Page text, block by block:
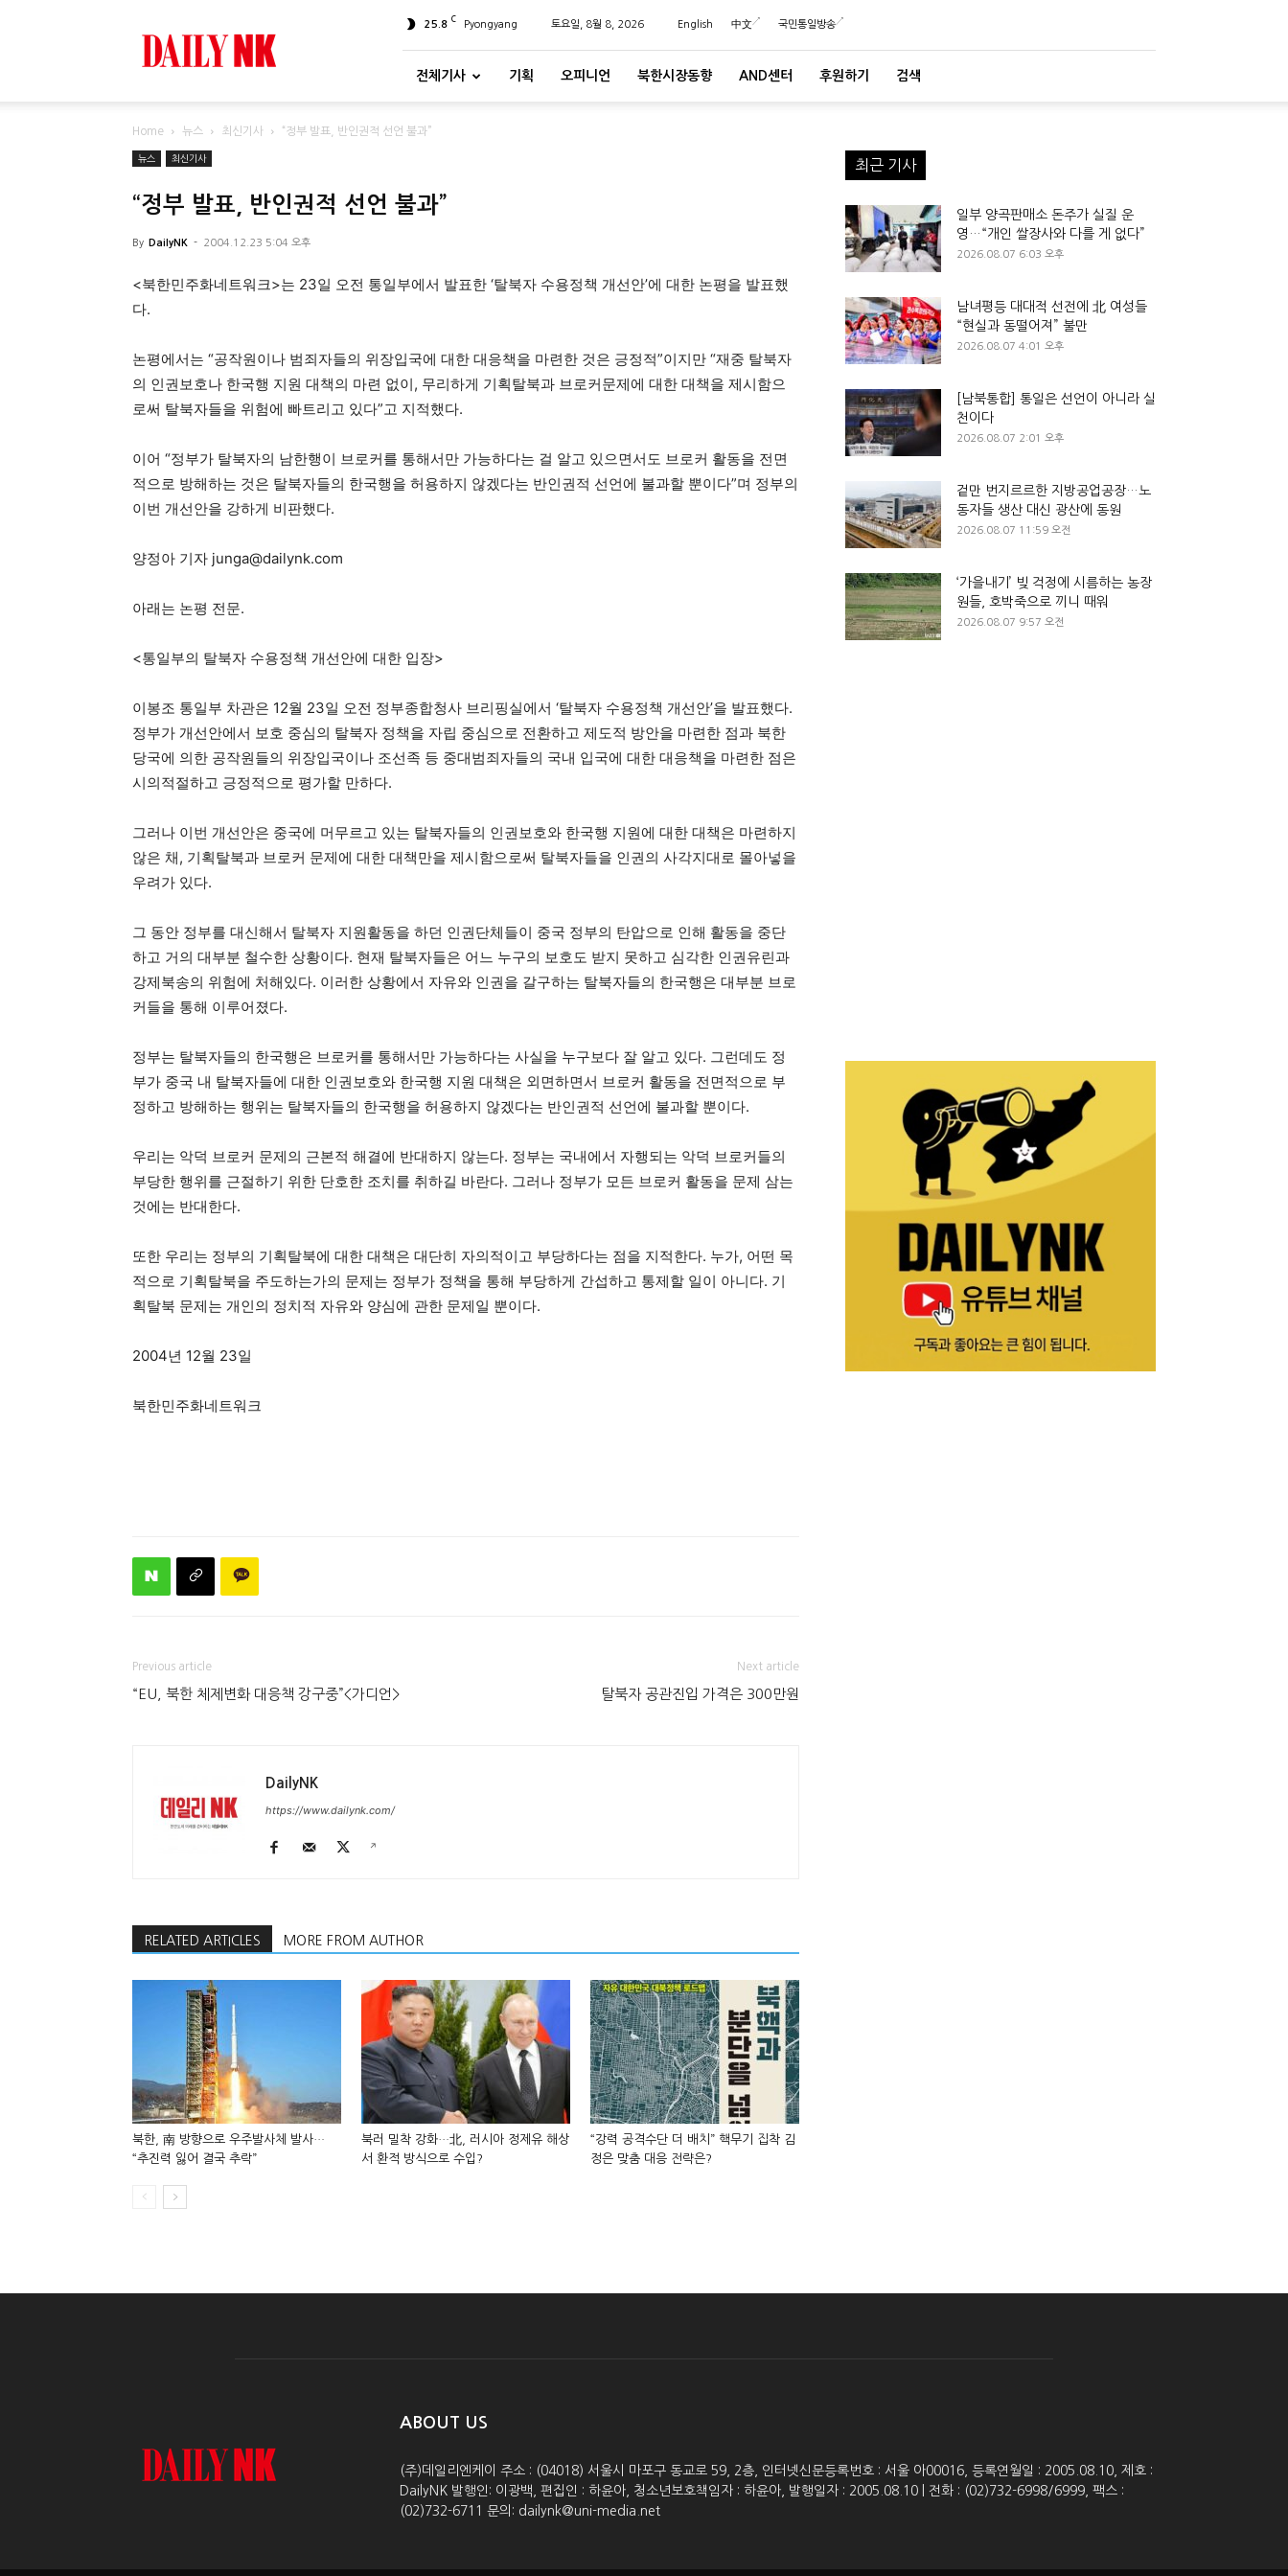
25.8 C Pyongyang 토요일, 8월 8, 2026 English 中文 국민통일방송
전체기사 기획 오피니언 북한시장동향 AND센터 후원하기 검색
Home 뉴스 최신기사 “정부 발표, 반인권적 선언 불과”
뉴스 최신기사
“정부 발표, 반인권적 선언 불과”
By DailyNK - 2004.12.23 5:04 오후
<북한민주화네트워크>는 23일 오전 통일부에서 발표한 ‘탈북자 수용정책 개선안’에 대한 논평을 발표했
다.
논평에서는 “공작원이나 범죄자들의 위장입국에 대한 대응책을 마련한 것은 긍정적”이지만 “재중 탈북자
의 인권보호나 한국행 지원 대책의 마련 없이, 무리하게 기획탈북과 브로커문제에 대한 대책을 제시함으
로써 탈북자들을 위험에 빠트리고 있다”고 지적했다.
이어 “정부가 탈북자의 남한행이 브로커를 통해서만 가능하다는 걸 알고 있으면서도 브로커 활동을 전면
적으로 방해하는 것은 탈북자들의 한국행을 허용하지 않겠다는 반인권적 선언에 불과할 뿐이다”며 정부의
이번 개선안을 강하게 비판했다.
양정아 기자 junga@dailynk.com
아래는 논평 전문.
<통일부의 탈북자 수용정책 개선안에 대한 입장>
이봉조 통일부 차관은 12월 23일 오전 정부종합청사 브리핑실에서 ‘탈북자 수용정책 개선안’을 발표했다.
정부가 개선안에서 보호 중심의 탈북자 정책을 자립 중심으로 전환하고 제도적 방안을 마련한 점과 북한
당국에 의한 공작원들의 위장입국이나 조선족 등 중대범죄자들의 국내 입국에 대한 대응책을 마련한 점은
시의적절하고 긍정적으로 평가할 만하다.
그러나 이번 개선안은 중국에 머무르고 있는 탈북자들의 인권보호와 한국행 지원에 대한 대책은 마련하지
않은 채, 기획탈북과 브로커 문제에 대한 대책만을 제시함으로써 탈북자들을 인권의 사각지대로 몰아넣을
우려가 있다.
그 동안 정부를 대신해서 탈북자 지원활동을 하던 인권단체들이 중국 정부의 탄압으로 인해 활동을 중단
하고 거의 대부분 철수한 상황이다. 현재 탈북자들은 어느 누구의 보호도 받지 못하고 심각한 인권유린과
강제북송의 위험에 처해있다. 이러한 상황에서 자유와 인권을 갈구하는 탈북자들의 한국행은 대부분 브로
커들을 통해 이루어졌다.
정부는 탈북자들의 한국행은 브로커를 통해서만 가능하다는 사실을 누구보다 잘 알고 있다. 그런데도 정
부가 중국 내 탈북자들에 대한 인권보호와 한국행 지원 대책은 외면하면서 브로커 활동을 전면적으로 부
정하고 방해하는 행위는 탈북자들의 한국행을 허용하지 않겠다는 반인권적 선언에 불과할 뿐이다.
우리는 악덕 브로커 문제의 근본적 해결에 반대하지 않는다. 정부는 국내에서 자행되는 악덕 브로커들의
부당한 행위를 근절하기 위한 단호한 조치를 취하길 바란다. 그러나 정부가 모든 브로커 활동을 문제 삼는
것에는 반대한다.
또한 우리는 정부의 기획탈북에 대한 대책은 대단히 자의적이고 부당하다는 점을 지적한다. 누가, 어떤 목
적으로 기획탈북을 주도하는가의 문제는 정부가 정책을 통해 부당하게 간섭하고 통제할 일이 아니다. 기
획탈북 문제는 개인의 정치적 자유와 양심에 관한 문제일 뿐이다.
2004년 12월 23일
북한민주화네트워크
Previous article
“EU, 북한 체제변화 대응책 강구중”<가디언>
Next article
탈북자 공관진입 가격은 300만원
DailyNK
https://www.dailynk.com/
RELATED ARTICLES MORE FROM AUTHOR
북한, 南 방향으로 우주발사체 발사…
“추진력 잃어 결국 추락”
북러 밀착 강화…北, 러시아 정제유 해상
서 환적 방식으로 수입?
“강력 공격수단 더 배치” 핵무기 집착 김
정은 맞춤 대응 전략은?
최근 기사
일부 양곡판매소 돈주가 실질 운
영…“개인 쌀장사와 다를 게 없다”
2026.08.07 6:03 오후
남녀평등 대대적 선전에 北 여성들
“현실과 동떨어져” 불만
2026.08.07 4:01 오후
[남북통합] 통일은 선언이 아니라 실
천이다
2026.08.07 2:01 오후
겉만 번지르르한 지방공업공장…노
동자들 생산 대신 광산에 동원
2026.08.07 11:59 오전
‘가을내기’ 빚 걱정에 시름하는 농장
원들, 호박죽으로 끼니 때워
2026.08.07 9:57 오전
ABOUT US
(주)데일리엔케이 주소 : (04018) 서울시 마포구 동교로 59, 2층, 인터넷신문등록번호 : 서울 아00016, 등록연월일 : 2005.08.10, 제호 :
DailyNK 발행인: 이광백, 편집인 : 하윤아, 청소년보호책임자 : 하윤아, 발행일자 : 2005.08.10 | 전화 : (02)732-6998/6999, 팩스 :
(02)732-6711 문의: dailynk@uni-media.net